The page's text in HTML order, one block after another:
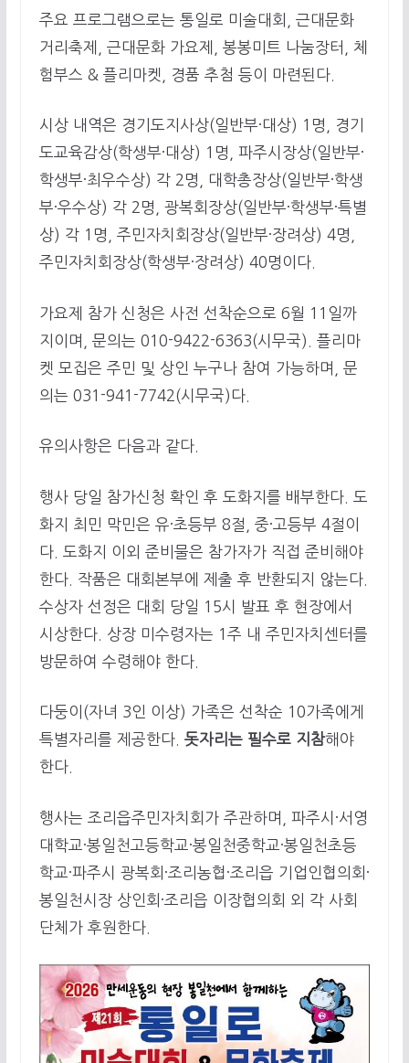
주요 프로그램으로는 통일로 미술대회, 근대문화
거리축제, 근대문화 가요제, 봉봉미트 나눔장터, 체
험부스 & 플리마켓, 경품 추첨 등이 마련된다.
시상 내역은 경기도지사상(일반부·대상) 1명, 경기
도교육감상(학생부·대상) 1명, 파주시장상(일반부·
학생부·최우수상) 각 2명, 대학총장상(일반부·학생
부·우수상) 각 2명, 광복회장상(일반부·학생부·특별
상) 각 1명, 주민자치회장상(일반부·장려상) 4명,
주민자치회장상(학생부·장려상) 40명이다.
가요제 참가 신청은 사전 선착순으로 6월 11일까
지이며, 문의는 010-9422-6363(시무국). 플리마
켓 모집은 주민 및 상인 누구나 참여 가능하며, 문
의는 031-941-7742(시무국)다.
유의사항은 다음과 같다.
행사 당일 참가신청 확인 후 도화지를 배부한다. 도
화지 최민 막민은 유·초등부 8절, 중·고등부 4절이
다. 도화지 이외 준비물은 참가자가 직접 준비해야
한다. 작품은 대회본부에 제출 후 반환되지 않는다.
수상자 선정은 대회 당일 15시 발표 후 현장에서
시상한다. 상장 미수령자는 1주 내 주민자치센터를
방문하여 수령해야 한다.
다둥이(자녀 3인 이상) 가족은 선착순 10가족에게
특별자리를 제공한다. 돗자리는 필수로 지참해야
한다.
행사는 조리읍주민자치회가 주관하며, 파주시·서영
대학교·봉일천고등학교·봉일천중학교·봉일천초등
학교·파주시 광복회·조리농협·조리읍 기업인협의회·
봉일천시장 상인회·조리읍 이장협의회 외 각 사회
단체가 후원한다.